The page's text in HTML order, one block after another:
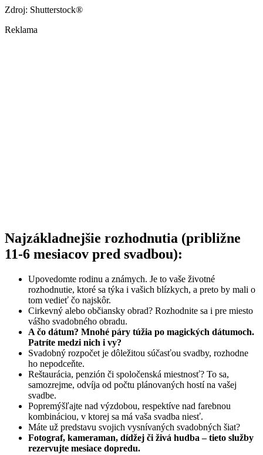
Zdroj: Shutterstock®
Reklama
Najzákladnejšie rozhodnutia (približne
11-6 mesiacov pred svadbou):
Upovedomte rodinu a známych. Je to vaše životné
rozhodnutie, ktoré sa týka i vašich blízkych, a preto by mali o
tom vedieť čo najskôr.
Cirkevný alebo občiansky obrad? Rozhodnite sa i pre miesto
vášho svadobného obradu.
A čo dátum? Mnohé páry túžia po magických dátumoch.
Patríte medzi nich i vy?
Svadobný rozpočet je dôležitou súčasťou svadby, rozhodne
ho nepodceňte.
Reštaurácia, penzión či spoločenská miestnosť? To sa,
samozrejme, odvíja od počtu plánovaných hostí na vašej
svadbe.
Popremýšľajte nad výzdobou, respektíve nad farebnou
kombináciou, v ktorej sa má vaša svadba niesť.
Máte už predstavu svojich vysnívaných svadobných šiat?
Fotograf, kameraman, dídžej či živá hudba – tieto služby
rezervujte mesiace dopredu.